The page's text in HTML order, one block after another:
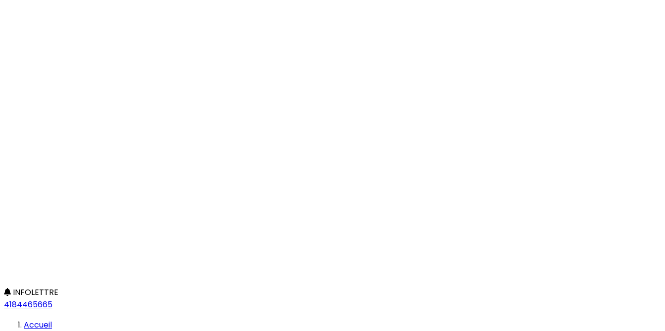
INFOLETTRE
4184465665
Accueil